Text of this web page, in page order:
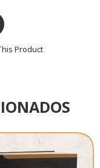
Product